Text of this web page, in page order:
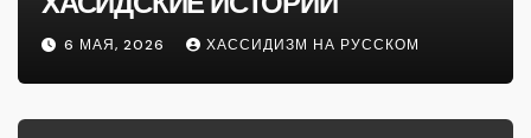
6 МАЯ, 2026 ХАССИДИЗМ НА РУССКОМ